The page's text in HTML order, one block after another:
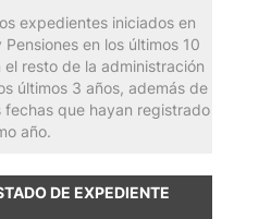
expedientes iniciados en
en los últimos 10
el resto de la administración
últimos 3 años, además de
fechas que hayan registrado
año.
DE EXPEDIENTE